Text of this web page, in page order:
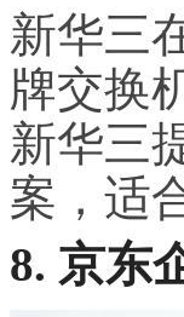
新华三
牌交换
新华三
案，适
8. 京东